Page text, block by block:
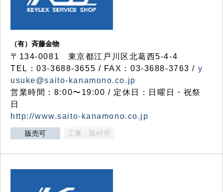
（有）斉藤金物
〒134-0081 東京都江戸川区北葛西5-4-4
TEL：03-3688-3655 / FAX：03-3688-3763 / y
usuke@saito-kanamono.co.jp
営業時間：8:00〜19:00 / 定休日：日曜日・祝祭
日
http://www.saito-kanamono.co.jp
販売可 工事・取付可